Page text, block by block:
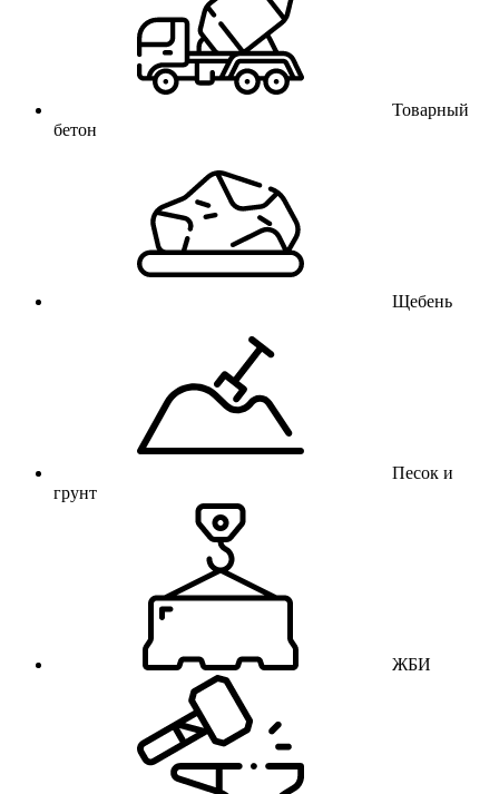
Товарный
бетон
Щебень
Песок и
грунт
ЖБИ